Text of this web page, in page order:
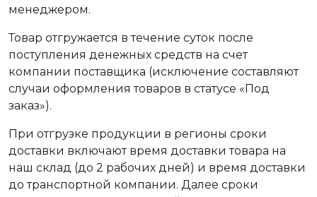
менеджером.
Товар отгружается в течение суток после
поступления денежных средств на счет
компании поставщика (исключение составляют
случаи оформления товаров в статусе «Под
заказ»).
При отгрузке продукции в регионы сроки
доставки включают время доставки товара на
наш склад (до 2 рабочих дней) и время доставки
до транспортной компании. Далее сроки